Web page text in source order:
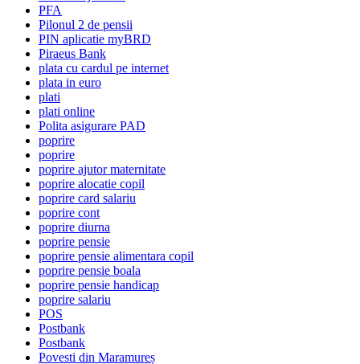
PFA
Pilonul 2 de pensii
PIN aplicatie myBRD
Piraeus Bank
plata cu cardul pe internet
plata in euro
plati
plati online
Polita asigurare PAD
poprire
poprire
poprire ajutor maternitate
poprire alocatie copil
poprire card salariu
poprire cont
poprire diurna
poprire pensie
poprire pensie alimentara copil
poprire pensie boala
poprire pensie handicap
poprire salariu
POS
Postbank
Postbank
Povesti din Maramureș